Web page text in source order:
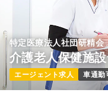
特定医療法人社団研精会
介護老人保健施
エージェント求人 車通勤